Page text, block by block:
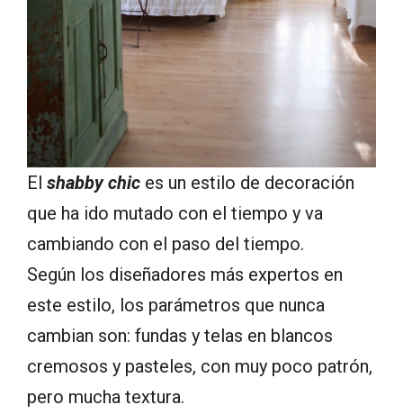
El shabby chic es un estilo de decoración
que ha ido mutado con el tiempo y va
cambiando con el paso del tiempo.
Según los diseñadores más expertos en
este estilo, los parámetros que nunca
cambian son: fundas y telas en blancos
cremosos y pasteles, con muy poco patrón,
pero mucha textura.